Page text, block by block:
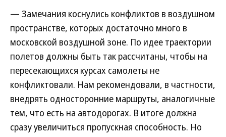
— Замечания коснулись конфликтов в воздушном
пространстве, которых достаточно много в
московской воздушной зоне. По идее траектории
полетов должны быть так рассчитаны, чтобы на
пересекающихся курсах самолеты не
конфликтовали. Нам рекомендовали, в частности,
внедрять односторонние маршруты, аналогичные
тем, что есть на автодорогах. В итоге должна
сразу увеличиться пропускная способность. Но